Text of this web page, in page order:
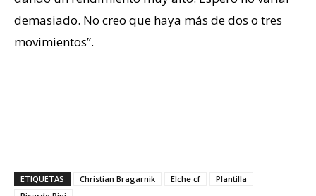
demasiado. No creo que haya más de dos o tres
movimientos”.
ETIQUETAS Christian Bragarnik Elche cf
Plantilla